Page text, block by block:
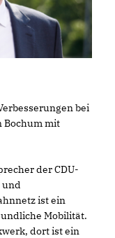
bei
Bochum mit
der CDU-
und
ist ein
Mobilität.
dort ist ein